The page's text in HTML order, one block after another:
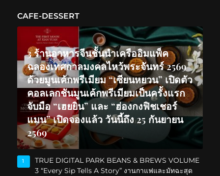
CAFE-DESSERT
3 ร้านอาหารจีนชั้นนำเครืออิมแพ็ค
ฉลองเทศกาลมงคลไหว้พระจันทร์ 2569
ด้วยมูนเค้กพรีเมียม “เซียนหยวน” เปิดตัว
คอลเลกชันมูนเค้กพรีเมียมเป็นครั้งแรก
จับมือ “เฮยยิน” และ “ฮ่องกงฟิชเชอร์
แมน” เปิดจองแล้ว วันนี้ถึง 25 กันยายน
2569
1
TRUE DIGITAL PARK BEANS & BREWS VOLUME
3 “Every Sip Tells A Story” งานกาแฟและมัทฉะสุด